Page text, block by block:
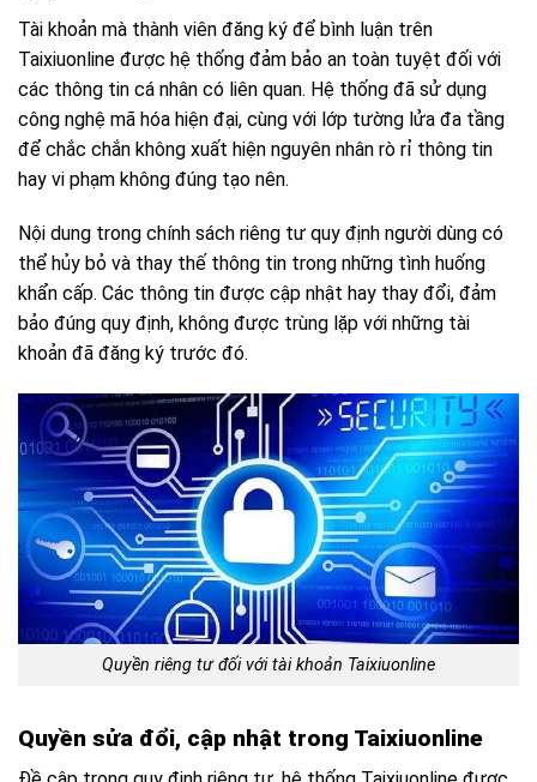
Tài khoản mà thành viên đăng ký để bình luận trên
Taixiuonline được hệ thống đảm bảo an toàn tuyệt đối với
các thông tin cá nhân có liên quan. Hệ thống đã sử dụng
công nghệ mã hóa hiện đại, cùng với lớp tường lửa đa tầng
để chắc chắn không xuất hiện nguyên nhân rò rỉ thông tin
hay vi phạm không đúng tạo nên.
Nội dung trong chính sách riêng tư quy định người dùng có
thể hủy bỏ và thay thế thông tin trong những tình huống
khẩn cấp. Các thông tin được cập nhật hay thay đổi, đảm
bảo đúng quy định, không được trùng lặp với những tài
khoản đã đăng ký trước đó.
Quyền riêng tư đối với tài khoản Taixiuonline
Quyền sửa đổi, cập nhật trong Taixiuonline